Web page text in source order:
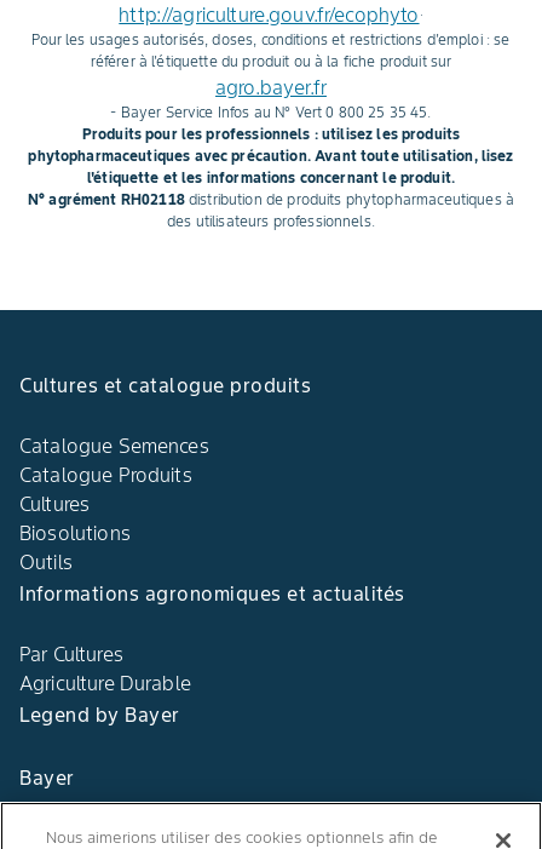
couplée à la
défense des
http://agriculture.gouv.fr/ecophyto .
Pour les usages autorisés, doses, conditions et restrictions d'emploi : se
référer à l'étiquette du produit ou à la fiche produit sur
agro.bayer.fr
- Bayer Service Infos au N° Vert 0 800 25 35 45.
Produits pour les professionnels : utilisez les produits
phytopharmaceutiques avec précaution. Avant toute utilisation, lisez
l'étiquette et les informations concernant le produit.
N° agrément RH02118distribution de produits phytopharmaceutiques à
des utilisateurs professionnels.
Cultures et catalogue produits
Catalogue Semences
Catalogue Produits
Cultures
Biosolutions
Outils
Informations agronomiques et actualités
Par Cultures
Agriculture Durable
Legend by Bayer
Bayer
Contact
Nous aimerions utiliser des cookies optionnels afin de